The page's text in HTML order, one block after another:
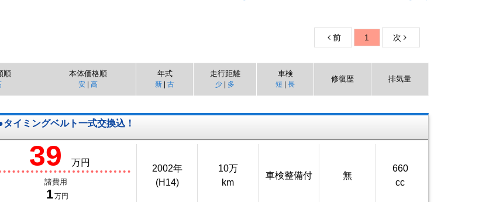
前 1 次
順 本体価格順
安| 高
年式
新 | 古
走行距離
少 | 多
車検
短 | 長
修復歴 排気量
イミングベルト一式交換込！
39 万円
諸費用
1万円
2002年
(H14)
10万
km
車検整備付 無
660
cc